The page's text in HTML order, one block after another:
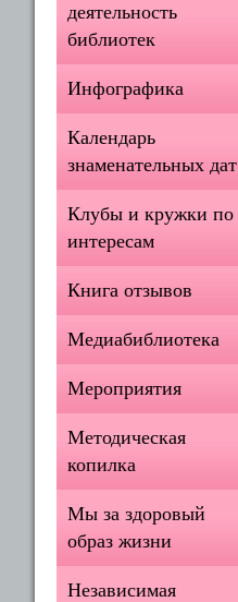
деятельность
библиотек
Инфографика
Календарь
знаменательных дат
Клубы и кружки по
интересам
Книга отзывов
Медиабиблиотека
Мероприятия
Методическая
копилка
Мы за здоровый
образ жизни
Независимая